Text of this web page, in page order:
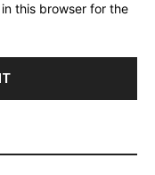
this browser for the